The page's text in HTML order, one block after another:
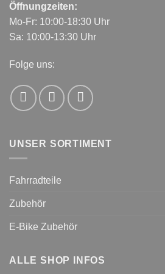
Öffnungzeiten:
Mo-Fr: 10:00-18:30 Uhr
Sa: 10:00-13:30 Uhr
Folge uns:
UNSER SORTIMENT
Fahrradteile
Zubehör
E-Bike Zubehör
ALLE SHOP INFOS